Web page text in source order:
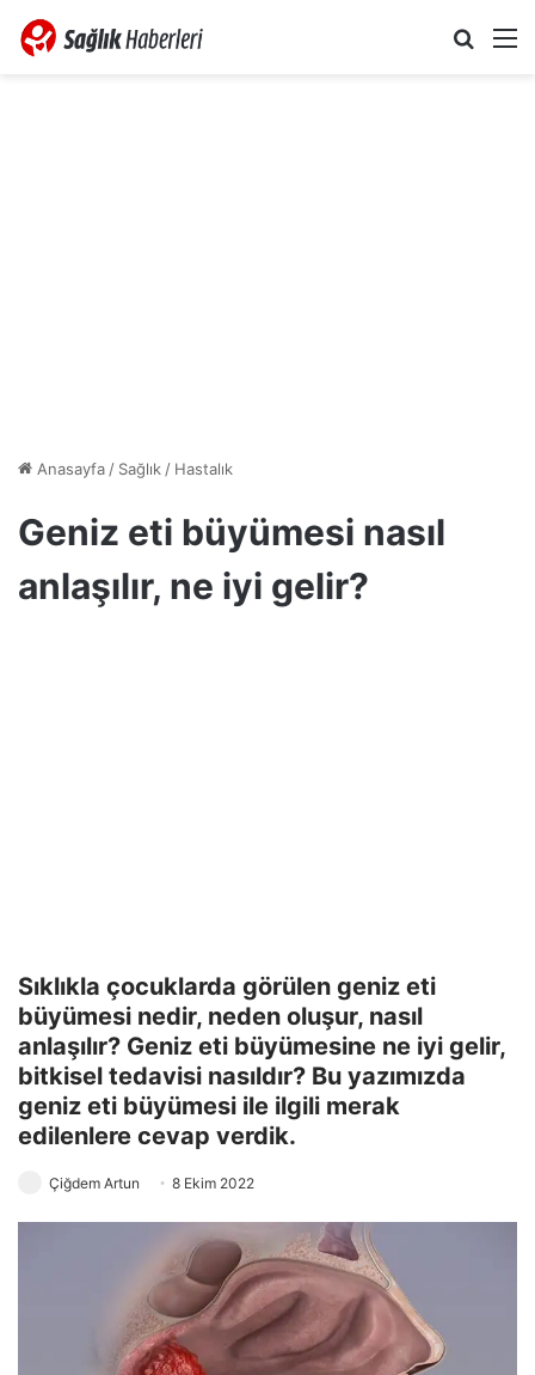
Anasayfa/ Sağlık/ Hastalık
Geniz eti büyümesi nasıl
anlaşılır, ne iyi gelir?
Sıklıkla çocuklarda görülen geniz eti
büyümesi nedir, neden oluşur, nasıl
anlaşılır? Geniz eti büyümesine ne iyi gelir,
bitkisel tedavisi nasıldır? Bu yazımızda
geniz eti büyümesi ile ilgili merak
edilenlere cevap verdik.
Çiğdem Artun 8 Ekim 2022